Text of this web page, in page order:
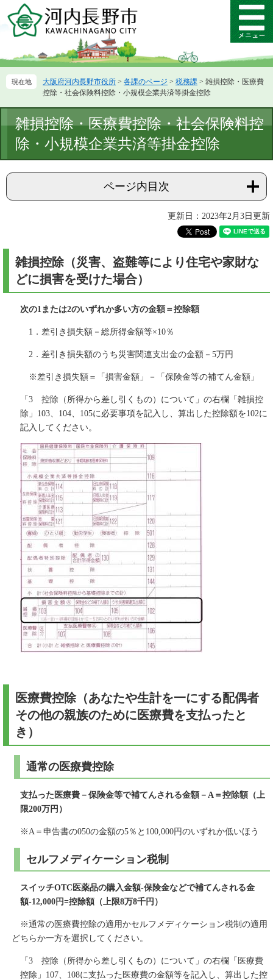
ー
先
ニ
を
て
メ
ニ
ー
大阪府河内長野市役所 > 各課のページ > 税務課 > 雑損控除・医療費
控除・社会保険料控除・小規模企業共済等掛金控除
文
雑損控除・医療費控除・社会保険料控
除・小規模企業共済等掛金控除
ページ内目次
更新日：2023年2月3日更新
雑損控除（災害、盗難等により住宅や家財な
どに損害を受けた場合）
次の1または2のいずれか多い方の金額＝控除額
1．差引き損失額－総所得金額等×10％
2．差引き損失額のうち災害関連支出金の金額－5万円
※差引き損失額＝「損害金額」－「保険金等の補てん金額」
「3 控除（所得から差し引くもの）について」の右欄「雑損控
除」103、104、105に必要事項を記入し、算出した控除額を102に
記入してください。
医療費控除（あなたや生計を一にする配偶者
その他の親族のために医療費を支払ったと
き）
通常の医療費控除
支払った医療費－保険金等で補てんされる金額－A＝控除額（上
限200万円）
※A＝申告書の050の金額の5％と100,000円のいずれか低いほう
セルフメディケーション税制
スイッチOTC医薬品の購入金額-保険金などで補てんされる金
額-12,000円=控除額（上限8万8千円）
※通常の医療費控除の適用かセルフメディケーション税制の適用
どちらか一方を選択してください。
「3 控除（所得から差し引くもの）について」の右欄「医療費
控除」107、108に支払った医療費の金額等を記入し、算出した控